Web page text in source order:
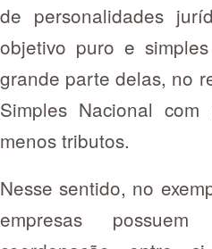
de personalidades
objetivo puro e
grande parte delas, no
Simples Nacional
menos tributos.
Nesse sentido, no
empresas